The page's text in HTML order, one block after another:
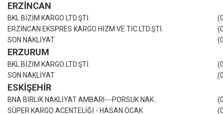
ERZİNCAN
BKL BİZİM KARGO LTD.ŞTİ.
ERZİNCAN EKSPRES KARGO HİZM.VE TİC.LTD.ŞTİ.
SON NAKLİYAT
ERZURUM
BKL BİZİM KARGO LTD.ŞTİ.
SON NAKLİYAT
ESKİŞEHİR
BNA BİRLİK NAKLİYAT AMBARI---PORSUK NAK..
SÜPER KARGO ACENTELİĞİ - HASAN OCAK